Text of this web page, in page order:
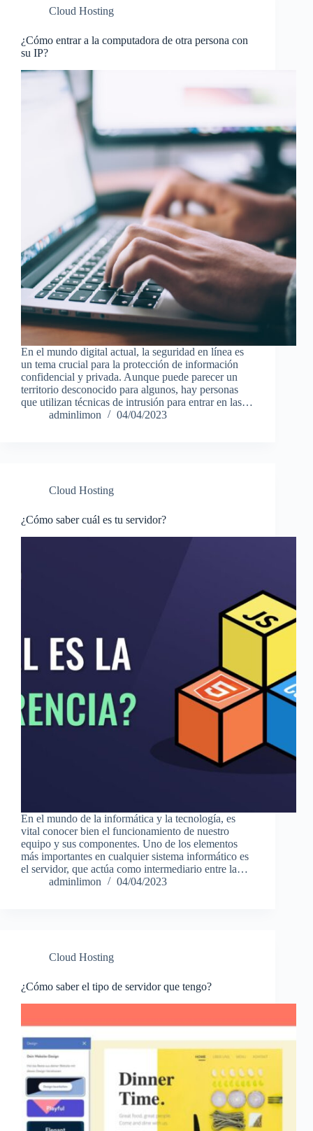
Cloud Hosting
¿Cómo entrar a la computadora de otra persona con
su IP?
En el mundo digital actual, la seguridad en línea es
un tema crucial para la protección de información
confidencial y privada. Aunque puede parecer un
territorio desconocido para algunos, hay personas
que utilizan técnicas de intrusión para entrar en las…
adminlimon
04/04/2023
Cloud Hosting
¿Cómo saber cuál es tu servidor?
En el mundo de la informática y la tecnología, es
vital conocer bien el funcionamiento de nuestro
equipo y sus componentes. Uno de los elementos
más importantes en cualquier sistema informático es
el servidor, que actúa como intermediario entre la…
adminlimon
04/04/2023
Cloud Hosting
¿Cómo saber el tipo de servidor que tengo?